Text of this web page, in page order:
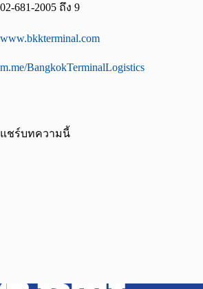
02-681-2005 ถึง 9
www.bkkterminal.com
m.me/BangkokTerminalLogistics
แชร์บทความนี้